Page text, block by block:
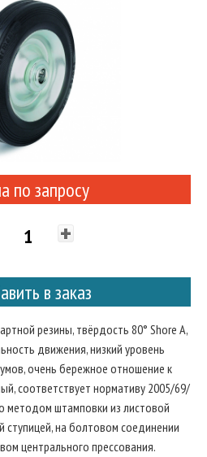
по запросу
+
в заказ
резины, твёрдость 80° Shore A,
движения, низкий уровень
очень бережное отношение к
соответствует нормативу 2005/69/
методом штамповки из листовой
ступицей, на болтовом соединении
центрального прессования.